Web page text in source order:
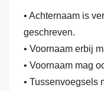
• Achternaam is
geschreven.
• Voornaam erbij
• Voornaam mag
• Tussenvoegsels